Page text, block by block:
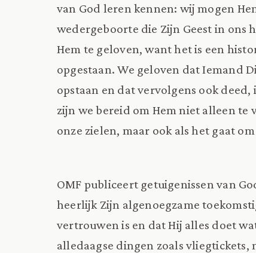
van God leren kennen: wij mogen
wedergeboorte die Zijn Geest in ons
Hem te geloven, want het is een
opgestaan. We geloven dat Iemand
opstaan en dat vervolgens ook
zijn we bereid om Hem niet alleen te
onze zielen, maar ook als het gaat
OMF publiceert getuigenissen van
heerlijk Zijn algenoegzame
vertrouwen is en dat Hij alles doet
alledaagse dingen zoals